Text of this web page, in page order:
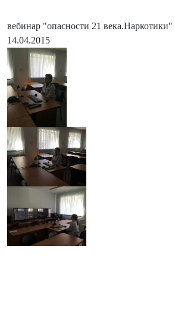
вебинар "опасности 21 века.Наркотики"
14.04.2015